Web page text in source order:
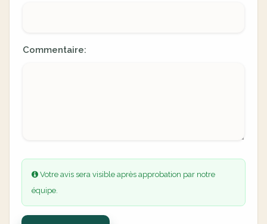
Commentaire:
Votre avis sera visible après approbation par notre
équipe.